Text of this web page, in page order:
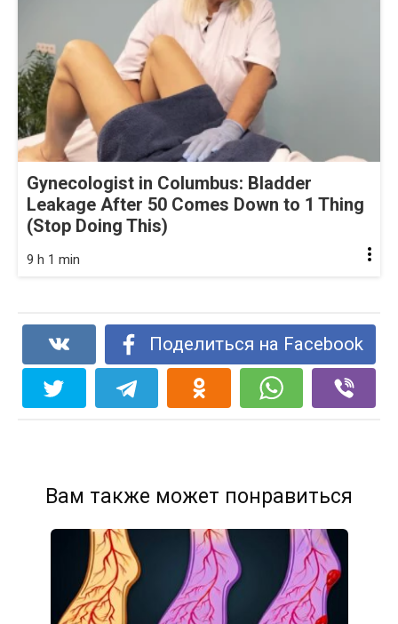
Gynecologist in Columbus: Bladder
Leakage After 50 Comes Down to 1 Thing
(Stop Doing This)
9 h 1 min
Поделиться на Facebook
Вам также может понравиться